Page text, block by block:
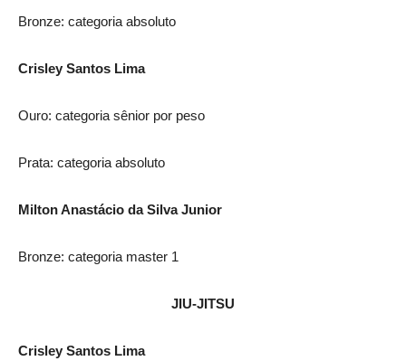
Bronze: categoria absoluto
Crisley Santos Lima
Ouro: categoria sênior por peso
Prata: categoria absoluto
Milton Anastácio da Silva Junior
Bronze: categoria master 1
JIU-JITSU
Crisley Santos Lima